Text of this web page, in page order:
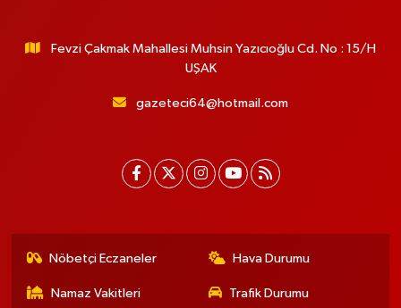
Fevzi Çakmak Mahallesi Muhsin Yazıcıoğlu Cd. No : 15/H
UŞAK
gazeteci64@hotmail.com
Nöbetçi Eczaneler Hava Durumu
Namaz Vakitleri Trafik Durumu